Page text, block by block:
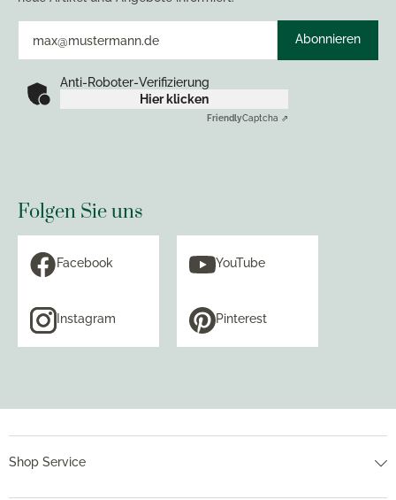
Abonnieren
Anti-Roboter-Verifizierung
Hier klicken
FriendlyCaptcha ⇗
Folgen Sie uns
Facebook YouTube
Instagram Pinterest
Shop Service